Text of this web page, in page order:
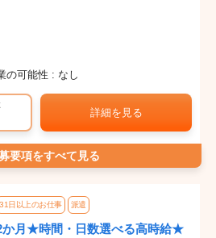
の可能性 : なし
詳細を見る
要項をすべて見る
31日以上のお仕事 派遣
か月★時間・日数選べる高時給★